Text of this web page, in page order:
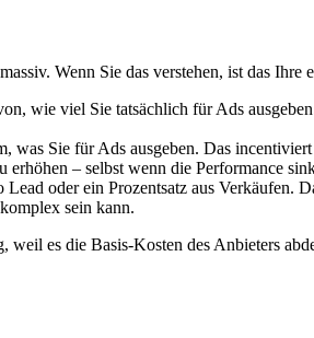
Wenn Sie das verstehen, ist das Ihre
wie viel Sie tatsächlich für Ads
was Sie für Ads ausgeben. Das
erhöhen – selbst wenn die Performance
oder ein Prozentsatz aus Verkäufen.
sein kann.
es die Basis-Kosten des Anbieters